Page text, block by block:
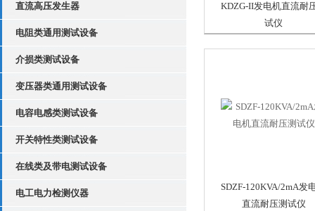
直流高压发生器
电阻类通用测试设备
介损类测试设备
变压器类通用测试设备
电容电感类测试设备
开关特性类测试设备
在线类及带电测试设备
电工电力检测仪器
KDZG-II发电机直流耐
试仪
SDZF-120KVA/2mA发
直流耐压测试仪